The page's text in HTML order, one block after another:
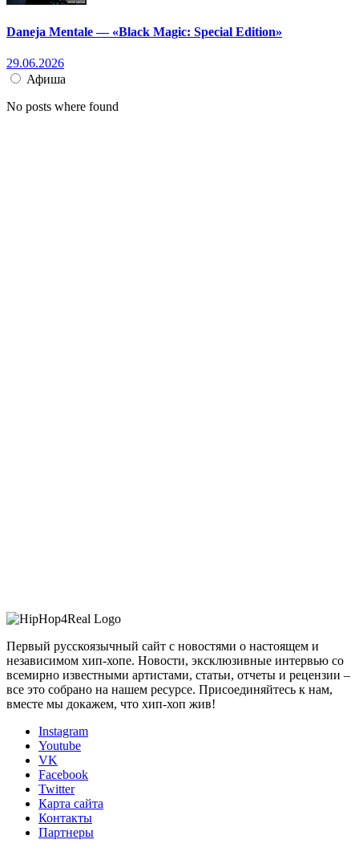
Daneja Mentale — «Black Magic: Special Edition»
29.06.2026
Афиша
No posts where found
Первый русскоязычный сайт с новостями о настоящем и
независимом хип-хопе. Новости, эксклюзивные интервью со
всемирно известными артистами, статьи, отчеты и рецензии –
все это собрано на нашем ресурсе. Присоединяйтесь к нам,
вместе мы докажем, что хип-хоп жив!
Instagram
Youtube
VK
Facebook
Twitter
Карта сайта
Контакты
Партнеры